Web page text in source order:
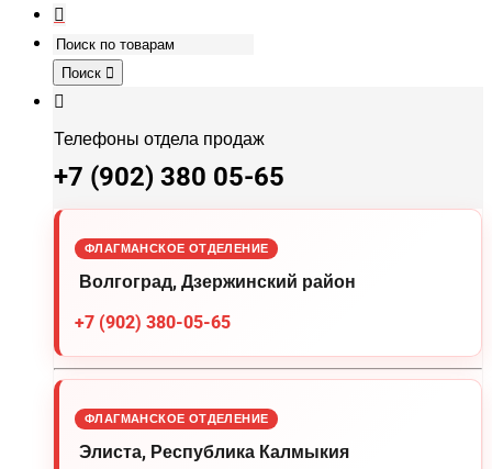
Поиск
Телефоны отдела продаж
+7 (902) 380 05-65
ФЛАГМАНСКОЕ ОТДЕЛЕНИЕ
Волгоград, Дзержинский район
+7 (902) 380-05-65
ФЛАГМАНСКОЕ ОТДЕЛЕНИЕ
Элиста, Республика Калмыкия